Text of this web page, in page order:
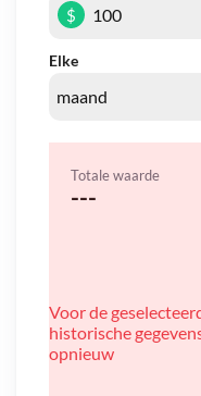
Elke
$
Totale waarde
---
Voor de
historische
opnieuw